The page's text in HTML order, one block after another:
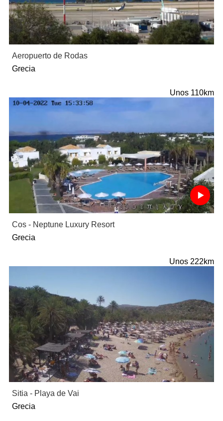
Aeropuerto de Rodas
Grecia
Unos 110km
Cos - Neptune Luxury Resort
Grecia
Unos 222km
Sitia - Playa de Vai
Grecia